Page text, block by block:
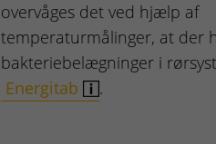
overvåges det ved hjælp af
temperaturmålinger, at der
bakteriebelægninger i
Energitab
.